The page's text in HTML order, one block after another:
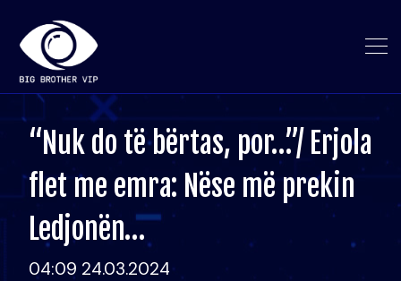
“Nuk do të bërtas, por…”/ Erjola
flet me emra: Nëse më prekin
Ledjonën…
04:09 24.03.2024